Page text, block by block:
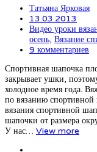
Татьяна Ярковая
13.03.2013
Видео уроки
осень, Вязание
9 комментариев
Спортивная шапочка
закрывает ушки,
холодное время года.
по вязанию
вязания спортивной
шапочки от размера
У нас… View more